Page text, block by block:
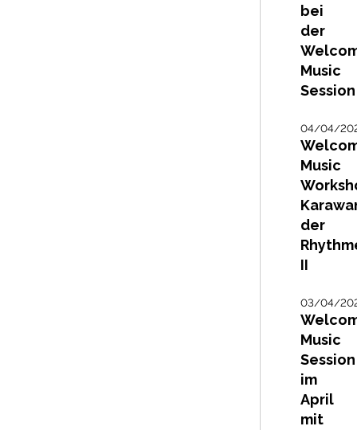
bei
der
Music
Session
04/04/
Music
der
II
03/04/
Music
Session
im
April
mit